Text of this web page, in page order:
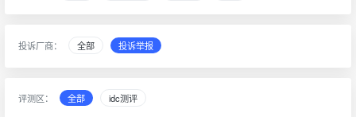
投诉厂商： 全部 投诉举报
评测区： 全部 idc测评